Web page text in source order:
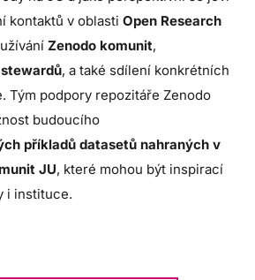
kontaktů v oblasti Open Research
Zenodo komunit,
, a také sdílení konkrétních
Tým podpory repozitáře Zenodo
budoucího
příkladů datasetů nahraných v
JU, které mohou být inspirací
i instituce.